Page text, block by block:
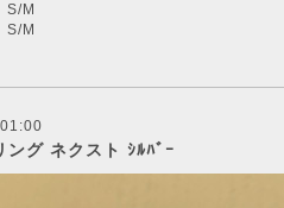
S/M
S/M
ング ネクスト ｼﾙﾊﾞｰ